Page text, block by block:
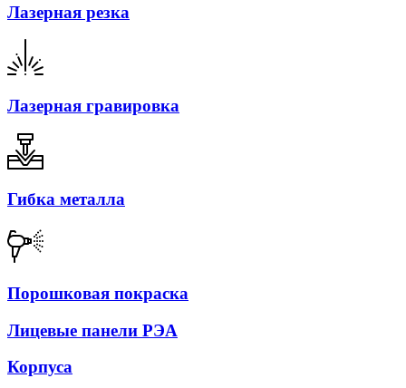
Лазерная резка
Лазерная гравировка
Гибка металла
Порошковая покраска
Лицевые панели РЭА
Корпуса